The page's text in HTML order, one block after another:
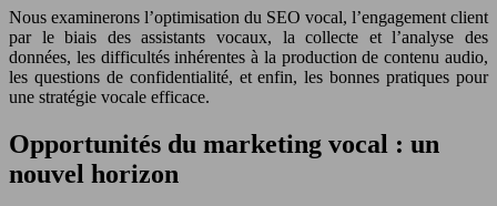
Nous examinerons l’optimisation du SEO vocal, l’engagement client
par le biais des assistants vocaux, la collecte et l’analyse des
données, les difficultés inhérentes à la production de contenu audio,
les questions de confidentialité, et enfin, les bonnes pratiques pour
une stratégie vocale efficace.
Opportunités du marketing vocal : un
nouvel horizon